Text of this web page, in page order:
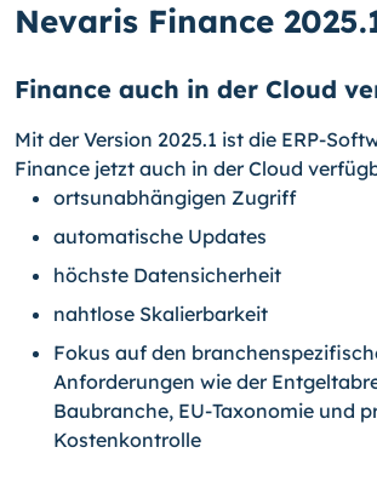
Nevaris Finance
Finance auch in der Cloud
Mit der Version 2025.1 ist die ERP-
Finance jetzt auch in der Cloud
ortsunabhängigen Zugriff
automatische Updates
höchste Datensicherheit
nahtlose Skalierbarkeit
Fokus auf den
Anforderungen wie der
Baubranche, EU-Taxonomie und
Kostenkontrolle